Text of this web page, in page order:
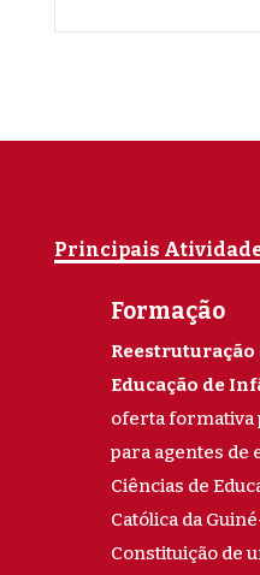
Principais
Formação
Educação de
oferta formativa
para agentes de
Ciências de
Católica da
Constituição de